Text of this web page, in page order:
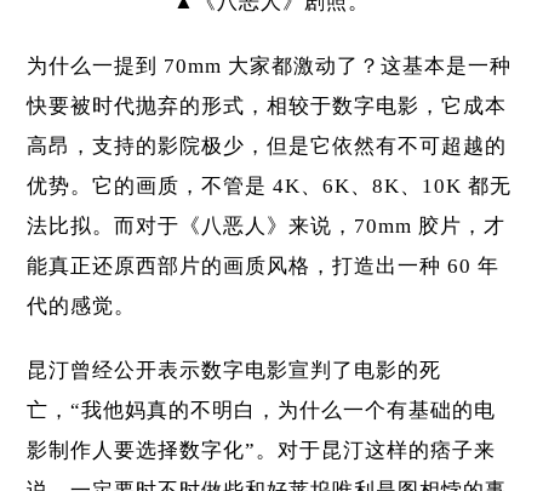
为什么一提到 70mm 大家都激动了？这基本是一种
快要被时代抛弃的形式，相较于数字电影，它成本
高昂，支持的影院极少，但是它依然有不可超越的
优势。它的画质，不管是 4K、6K、8K、10K 都无
法比拟。而对于《八恶人》来说，70mm 胶片，才
能真正还原西部片的画质风格，打造出一种 60 年
代的感觉。
昆汀曾经公开表示数字电影宣判了电影的死
亡，“我他妈真的不明白，为什么一个有基础的电
影制作人要选择数字化”。对于昆汀这样的痞子来